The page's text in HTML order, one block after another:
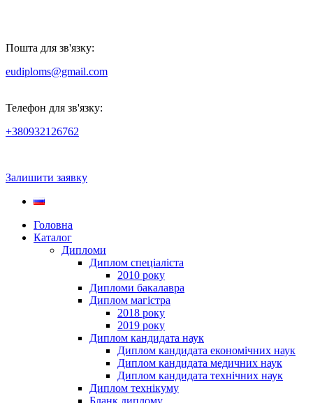
Пошта для зв'язку:
eudiploms@gmail.com
Телефон для зв'язку:
+380932126762
Залишити заявку
Головна
Каталог
Дипломи
Диплом спеціаліста
2010 року
Дипломи бакалавра
Диплом магістра
2018 року
2019 року
Диплом кандидата наук
Диплом кандидата економічних наук
Диплом кандидата медичних наук
Диплом кандидата технічних наук
Диплом технікуму
Бланк диплому